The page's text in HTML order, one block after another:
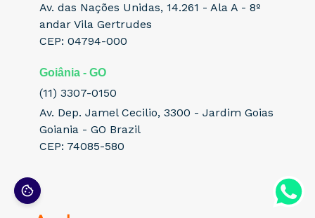
Av. das Nações Unidas, 14.261 - Ala A - 8º
andar Vila Gertrudes
CEP: 04794-000
Goiânia - GO
(11) 3307-0150
Av. Dep. Jamel Cecilio, 3300 - Jardim Goias
Goiania - GO Brazil
CEP: 74085-580